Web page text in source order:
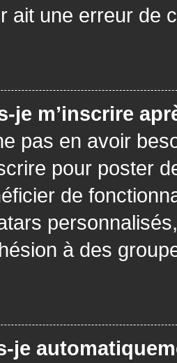
ait une erreur de
je m’inscrire
pas en avoir
pour poster
de
à des
je